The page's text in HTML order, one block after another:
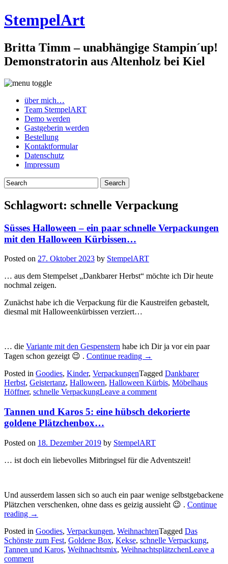
StempelArt
Britta Timm – unabhängige Stampin´up!
Demonstratorin aus Altenholz bei Kiel
über mich…
Team StempelART
Demo werden
Gastgeberin werden
Bestellung
Kontaktformular
Datenschutz
Impressum
Schlagwort: schnelle Verpackung
Süsses Halloween – ein paar schnelle Verpackungen
mit den Halloween Kürbissen…
Posted on 27. Oktober 2023 by StempelART
… aus dem Stempelset „Dankbarer Herbst“ möchte ich Dir heute
nochmal zeigen.
Zunächst habe ich die Verpackung für die Kaustreifen gebastelt,
diesmal mit Halloweenkürbissen verziert…
… die Variante mit den Gespenstern habe ich Dir ja vor ein paar
Tagen schon gezeigt 😉 . Continue reading
„Süsses
–
ein
paar
Verpackungen
Kürbissen…“
→
Posted in Goodies, Kinder, VerpackungenTagged Dankbarer
Herbst, Geistertanz, Halloween, Halloween Kürbis, Möbelhaus
Höffner, schnelle VerpackungLeave a comment
Tannen und Karos 5: eine hübsch dekorierte
goldene Plätzchenbox…
Posted on 18. Dezember 2019 by StempelART
… ist doch ein liebevolles Mitbringsel für die Adventszeit!
Und ausserdem lassen sich so auch ein paar wenige selbstgebackene
Plätzchen verschenken, ohne dass es geizig aussieht 😉 . Continue
reading „Tannen
Karos
5:
eine
hübsch
→
Posted in Goodies, Verpackungen, WeihnachtenTagged Das
Schönste zum Fest, Goldene Box, Kekse, schnelle Verpackung,
Tannen und Karos, Weihnachtsmix, WeihnachtsplätzchenLeave a
comment